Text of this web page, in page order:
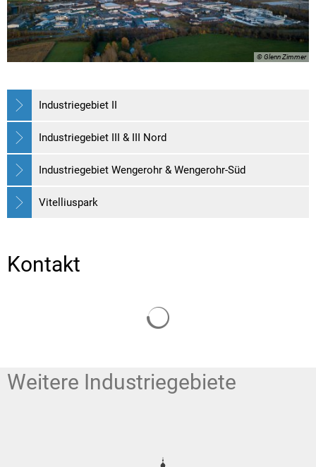
© Glenn Zimmer
Industriegebiet II
Industriegebiet III & III Nord
Industriegebiet Wengerohr & Wengerohr-Süd
Vitelliuspark
Kontakt
Weitere Industriegebiete